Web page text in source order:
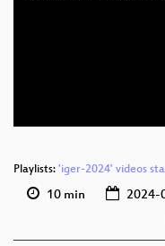
Playlists: 'iger-2024' videos
10 min 2024-